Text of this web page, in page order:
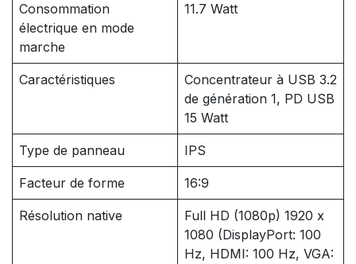
Consommation
électrique en mode
marche
11.7 Watt
Caractéristiques
Concentrateur à USB 3.2
de génération 1, PD USB
15 Watt
Type de panneau IPS
Facteur de forme 16:9
Résolution native
Full HD (1080p) 1920 x
1080 (DisplayPort: 100
Hz, HDMI: 100 Hz, VGA: